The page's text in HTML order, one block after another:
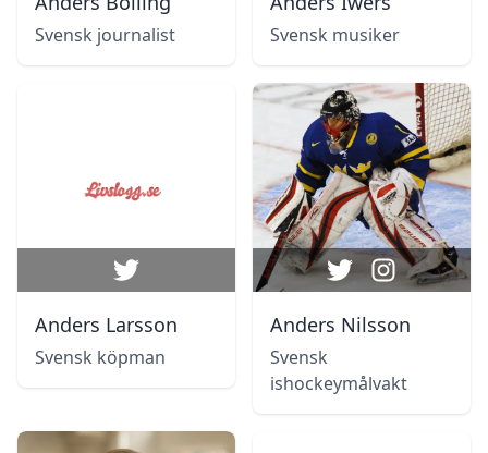
Svensk journalist Svensk musiker
Anders Larsson
Svensk köpman
Anders Nilsson
Svensk
ishockeymålvakt